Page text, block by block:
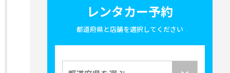
レンタカー予約
都道府県と店舗を選択してください